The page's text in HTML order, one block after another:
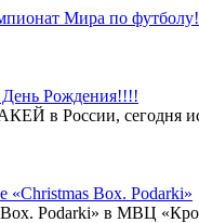
Мира по футболу!
День Рождения!!!!
в России, сегодня
«Christmas Box. Podarki»
Box. Podarki» в МВЦ